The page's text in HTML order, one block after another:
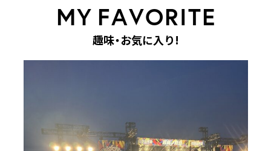
MY FAVORITE
趣味・お気に入り!